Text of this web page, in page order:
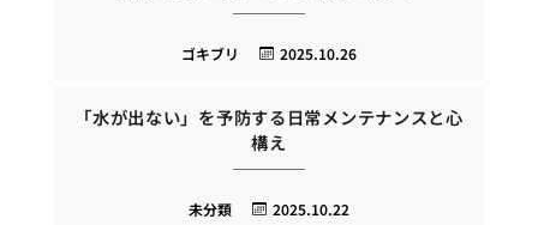
2025.10.26
ゴキブリ
「水が出ない」を予防する日常メンテナンスと心
構え
2025.10.22
未分類